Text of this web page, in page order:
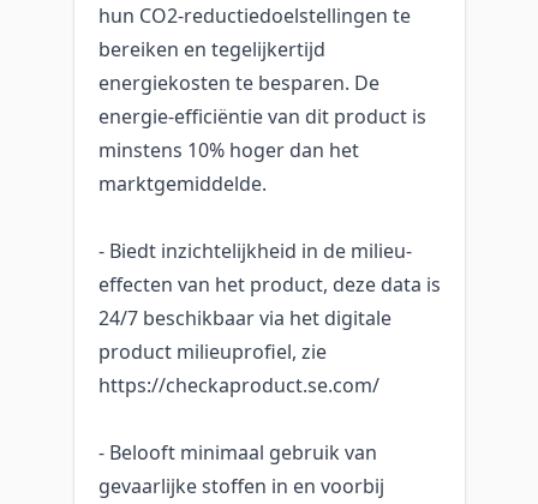
hun CO2-reductiedoelstellingen te
bereiken en tegelijkertijd
energiekosten te besparen. De
energie-efficiëntie van dit product is
minstens 10% hoger dan het
marktgemiddelde.
- Biedt inzichtelijkheid in de milieu-
effecten van het product, deze data is
24/7 beschikbaar via het digitale
product milieuprofiel, zie
https://checkaproduct.se.com/
- Belooft minimaal gebruik van
gevaarlijke stoffen in en voorbij